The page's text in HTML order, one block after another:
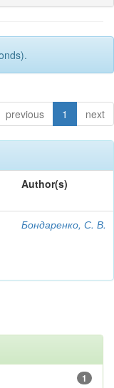
previous 1 next
Author(s)
Бондаренко, С. В.
1